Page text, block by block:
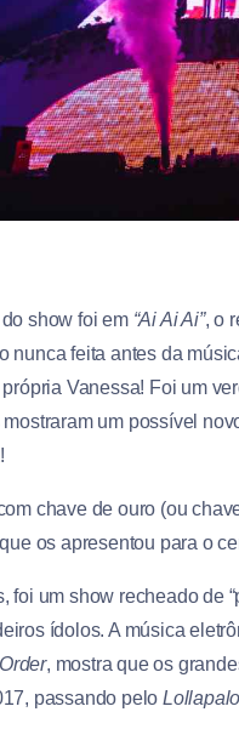
show foi em “Ai Ai Ai”, o
nunca feita antes da
Vanessa! Foi um
mostraram um possível
chave de ouro (ou
os apresentou para o
foi um show recheado de
ídolos. A música
, mostra que os
passando pelo